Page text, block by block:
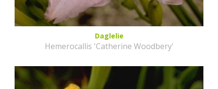
Daglelie
Hemerocallis 'Catherine Woodbery'